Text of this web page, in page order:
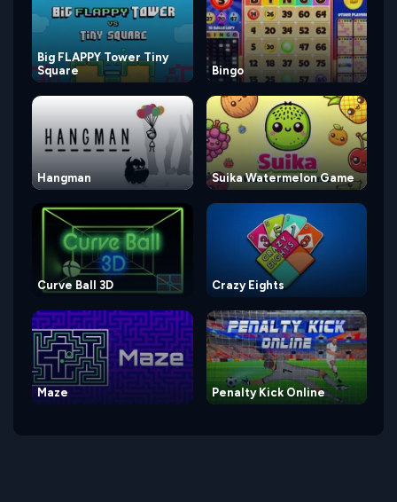
Big FLAPPY Tower Tiny
Square
Bingo
Hangman Suika Watermelon Game
Curve Ball 3D Crazy Eights
Maze Penalty Kick Online